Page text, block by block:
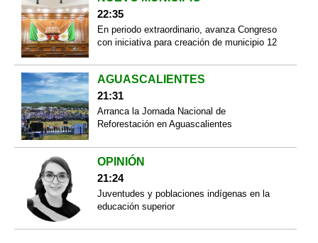
22:35
En periodo extraordinario, avanza Congreso
con iniciativa para creación de municipio 12
AGUASCALIENTES
21:31
Arranca la Jornada Nacional de
Reforestación en Aguascalientes
OPINIÓN
21:24
Juventudes y poblaciones indígenas en la
educación superior